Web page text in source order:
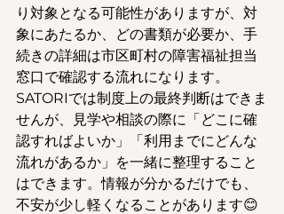
り対象となる可能性がありますが、対
象にあたるか、どの書類が必要か、手
続きの詳細は市区町村の障害福祉担当
窓口で確認する流れになります。
SATORIでは制度上の最終判断はできま
せんが、見学や相談の際に「どこに確
認すればよいか」「利用までにどんな
流れがあるか」を一緒に整理すること
はできます。情報が分かるだけでも、
不安が少し軽くなることがあります😊